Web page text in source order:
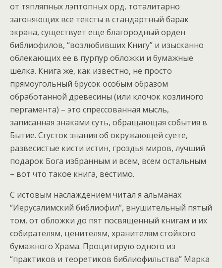
от тяпляпных лэптопных орд, тоталитарно
загоняющих все тексты в стандартный барак
экрана, существует еще благородный орден
библиофилов, “возлюбивших Книгу” и изысканно
облекающих ее в пурпур обложки и бумажные
шелка. Книга же, как известно, не просто
прямоугольный брусок особым образом
обработанной древесины (или клочок козлиного
пергамента) – это спрессованная мысль,
записанная знаками суть, обращающая события в
Бытие. Сгусток знания об окружающей суете,
развесистые кисти истин, гроздья миров, лучший
подарок Бога избранным и всем, всем остальным
– вот что такое книга, вестимо.
С истовым наслаждением читал я альманах
“Иерусалимский библиофил”, внушительный пятый
том, от обложки до пят посвященный книгам и их
собирателям, ценителям, хранителям стойкого
бумажного Храма. Процитирую одного из
“практиков и теоретиков библиофильства” Марка